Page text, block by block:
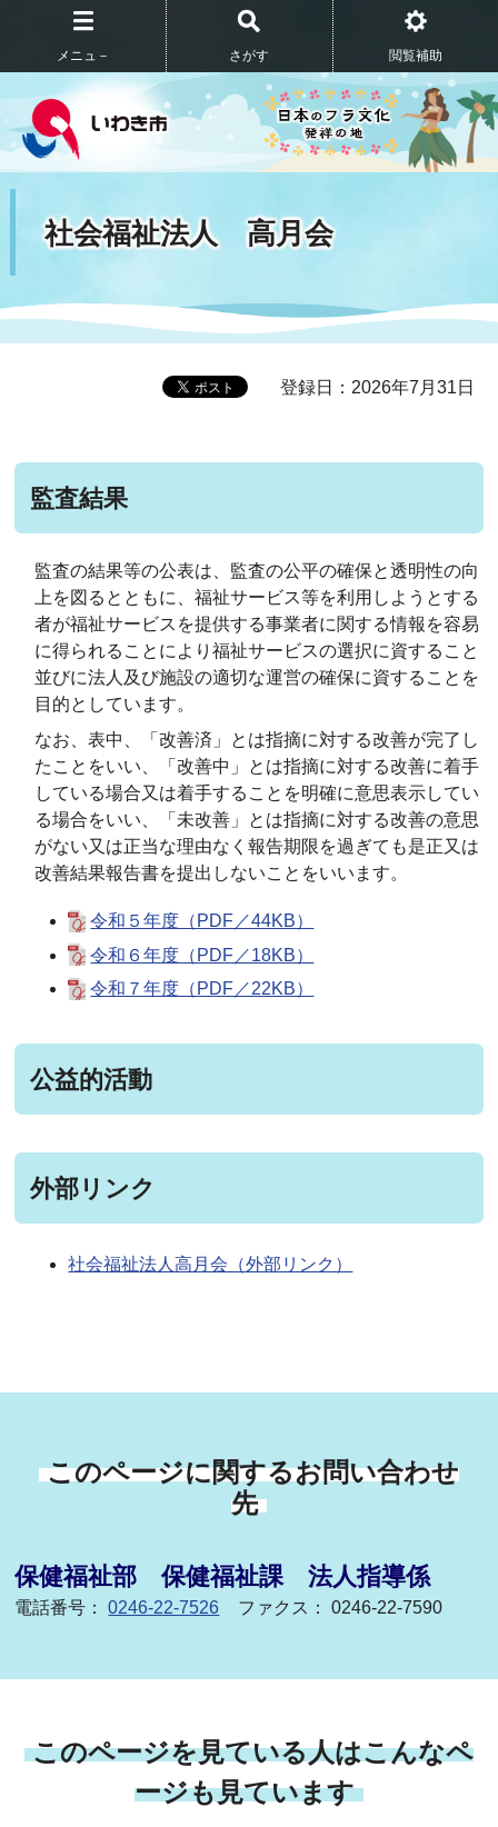
メニュ－ さがす 閲覧補助
社会福祉法人 高月会
登録日：2026年7月31日
監査結果
監査の結果等の公表は、監査の公平の確保と透明性の向
上を図るとともに、福祉サービス等を利用しようとする
者が福祉サービスを提供する事業者に関する情報を容易
に得られることにより福祉サービスの選択に資すること
並びに法人及び施設の適切な運営の確保に資することを
目的としています。
なお、表中、「改善済」とは指摘に対する改善が完了し
たことをいい、「改善中」とは指摘に対する改善に着手
している場合又は着手することを明確に意思表示してい
る場合をいい、「未改善」とは指摘に対する改善の意思
がない又は正当な理由なく報告期限を過ぎても是正又は
改善結果報告書を提出しないことをいいます。
令和５年度（PDF／44KB）
令和６年度（PDF／18KB）
令和７年度（PDF／22KB）
公益的活動
外部リンク
社会福祉法人高月会（外部リンク）
このページに関するお問い合わせ
先
保健福祉部 保健福祉課 法人指導係
電話番号：0246-22-7526 ファクス： 0246-22-7590
このページを見ている人はこんなペ
ージも見ています